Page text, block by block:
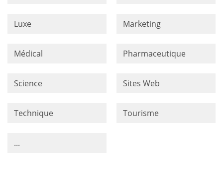
Luxe Marketing
Médical Pharmaceutique
Science Sites Web
Technique Tourisme
...